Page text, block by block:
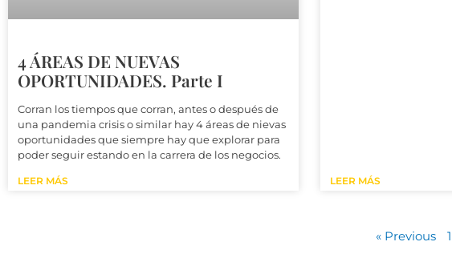
4 ÁREAS DE NUEVAS
OPORTUNIDADES. Parte I
Corran los tiempos que corran, antes o después de
una pandemia crisis o similar hay 4 áreas de nievas
oportunidades que siempre hay que explorar para
poder seguir estando en la carrera de los negocios.
LEER MÁS LEER MÁS
« Previous 1